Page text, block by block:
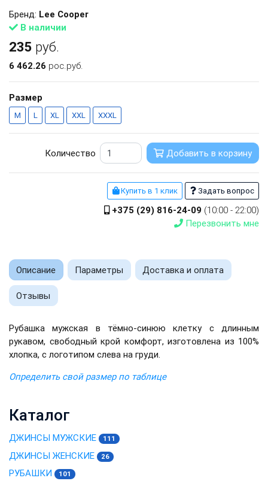
В наличии
Бренд: Lee Cooper
235 руб.
6 462.26 рос.руб.
Размер
M L XL XXL XXXL
Количество Добавить в корзину
Купить в 1 клик Задать вопрос
+375 (29) 816-24-09 (10:00 - 22:00)
Перезвонить мне
Описание Параметры Доставка и оплата
Отзывы
Рубашка мужская в тёмно-синюю клетку с длинным
рукавом, свободный крой комфорт, изготовлена ​​из 100%
хлопка, с логотипом слева на груди.
Определить свой размер по таблице
Каталог
ДЖИНСЫ МУЖСКИЕ 111
ДЖИНСЫ ЖЕНСКИЕ 26
РУБАШКИ 101